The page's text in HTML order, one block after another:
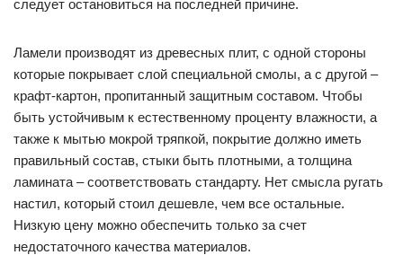
следует остановиться на последней причине.
Ламели производят из древесных плит, с одной стороны
которые покрывает слой специальной смолы, а с другой –
крафт-картон, пропитанный защитным составом. Чтобы
быть устойчивым к естественному проценту влажности, а
также к мытью мокрой тряпкой, покрытие должно иметь
правильный состав, стыки быть плотными, а толщина
ламината – соответствовать стандарту. Нет смысла ругать
настил, который стоил дешевле, чем все остальные.
Низкую цену можно обеспечить только за счет
недостаточного качества материалов.